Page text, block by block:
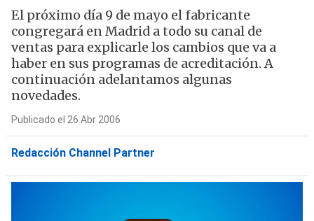
El próximo día 9 de mayo el fabricante
congregará en Madrid a todo su canal de
ventas para explicarle los cambios que va a
haber en sus programas de acreditación. A
continuación adelantamos algunas
novedades.
Publicado el 26 Abr 2006
Redacción Channel Partner